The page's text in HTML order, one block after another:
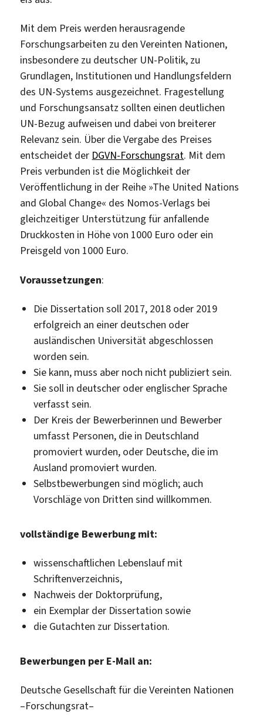
Mit dem Preis werden herausragende
Forschungsarbeiten zu den Vereinten Nationen,
insbesondere zu deutscher UN-Politik, zu
Grundlagen, Institutionen und Handlungsfeldern
des UN-Systems ausgezeichnet. Fragestellung
und Forschungsansatz sollten einen deutlichen
UN-Bezug aufweisen und dabei von breiterer
Relevanz sein. Über die Vergabe des Preises
entscheidet der DGVN-Forschungsrat. Mit dem
Preis verbunden ist die Möglichkeit der
Veröffentlichung in der Reihe »The United Nations
and Global Change« des Nomos-Verlags bei
gleichzeitiger Unterstützung für anfallende
Druckkosten in Höhe von 1000 Euro oder ein
Preisgeld von 1000 Euro.
Voraussetzungen:
Die Dissertation soll 2017, 2018 oder 2019
erfolgreich an einer deutschen oder
ausländischen Universität abgeschlossen
worden sein.
Sie kann, muss aber noch nicht publiziert sein.
Sie soll in deutscher oder englischer Sprache
verfasst sein.
Der Kreis der Bewerberinnen und Bewerber
umfasst Personen, die in Deutschland
promoviert wurden, oder Deutsche, die im
Ausland promoviert wurden.
Selbstbewerbungen sind möglich; auch
Vorschläge von Dritten sind willkommen.
vollständige Bewerbung mit:
wissenschaftlichen Lebenslauf mit
Schriftenverzeichnis,
Nachweis der Doktorprüfung,
ein Exemplar der Dissertation sowie
die Gutachten zur Dissertation.
Bewerbungen per E-Mail an:
Deutsche Gesellschaft für die Vereinten Nationen
–Forschungsrat–